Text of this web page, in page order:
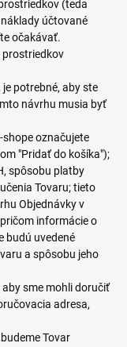
(teda
účtované
očakávať.
prostriedkov
potrebné, aby ste
návrhu musia byť
označujete
"Pridať do košíka");
spôsobu platby
Tovaru; tieto
Objednávky v
informácie o
budú uvedené
a spôsobu jeho
sme mohli doručiť
adresa,
Tovar